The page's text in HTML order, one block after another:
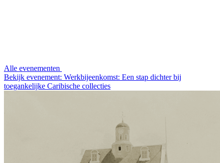
Alle evenementen
Bekijk evenement: Werkbijeenkomst: Een stap dichter bij
toegankelijke Caribische collecties